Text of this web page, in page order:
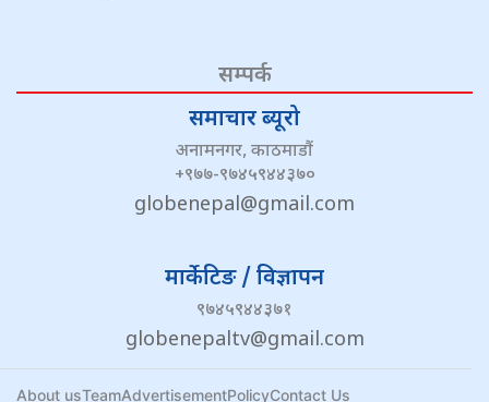
सम्पर्क
समाचार ब्यूरो
अनामनगर, काठमाडौं
+९७७-९७४५९४४३७०
globenepal@gmail.com
मार्केटिङ / विज्ञापन
९७४५९४४३७१
globenepaltv@gmail.com
About usTeamAdvertisementPolicyContact Us